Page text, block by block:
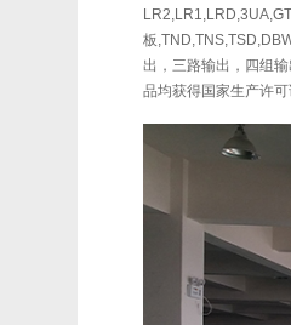
板
出，三路输出，四组
品均获得国家生产许